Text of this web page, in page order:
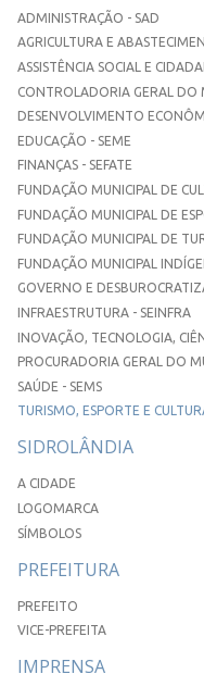
ADMINISTRAÇÃO - SAD
AGRICULTURA E
ASSISTÊNCIA SOCIAL E
CONTROLADORIA GERAL DO
DESENVOLVIMENTO
EDUCAÇÃO - SEME
FINANÇAS - SEFATE
FUNDAÇÃO MUNICIPAL DE
FUNDAÇÃO MUNICIPAL DE
FUNDAÇÃO MUNICIPAL DE
FUNDAÇÃO MUNICIPAL
GOVERNO E
INFRAESTRUTURA - SEINFRA
INOVAÇÃO, TECNOLOGIA,
PROCURADORIA GERAL DO
SAÚDE - SEMS
TURISMO, ESPORTE E
SIDROLÂNDIA
A CIDADE
LOGOMARCA
SÍMBOLOS
PREFEITURA
PREFEITO
VICE-PREFEITA
IMPRENSA